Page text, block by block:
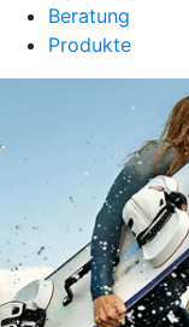
Beratung
Produkte